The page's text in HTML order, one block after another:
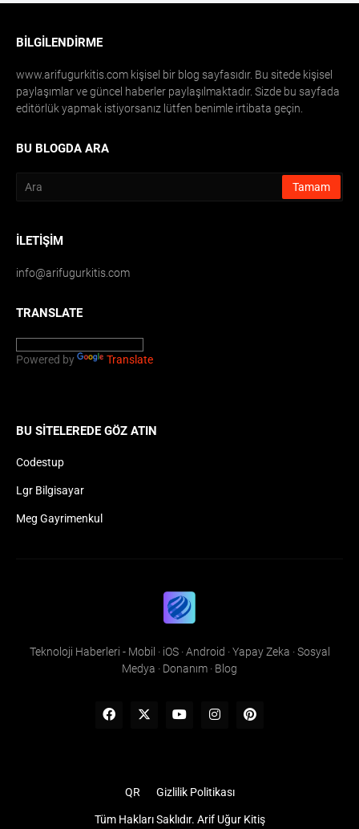
BILGILENDIRME
www.arifugurkitis.com kişisel bir blog sayfasıdır. Bu sitede kişisel
paylaşımlar ve güncel haberler paylaşılmaktadır. Sizde bu sayfada
editörlük yapmak istiyorsanız lütfen benimle irtibata geçin.
BU BLOGDA ARA
İLETIŞIM
info@arifugurkitis.com
TRANSLATE
Powered by Translate
BU SITELEREDE GÖZ ATIN
Codestup
Lgr Bilgisayar
Meg Gayrimenkul
Teknoloji Haberleri - Mobil · iOS · Android · Yapay Zeka · Sosyal
Medya · Donanım · Blog
Tüm Hakları Saklıdır. Arif Uğur Kitiş
QR Gizlilik Politikası